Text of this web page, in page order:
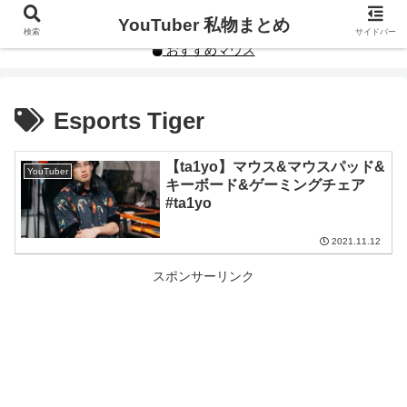
YouTuberや人気インフルエンサーの私物まとめです。
おすすめマウス
Esports Tiger
YouTuber
【ta1yo】マウス&マウスパッド&
キーボード&ゲーミングチェア
#ta1yo
2021.11.12
スポンサーリンク
検索 YouTuber 私物まとめ サイドバー